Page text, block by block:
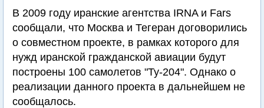
В 2009 году иранские агентства IRNA и Fars
сообщали, что Москва и Тегеран договорились
о совместном проекте, в рамках которого для
нужд иранской гражданской авиации будут
построены 100 самолетов "Ту-204". Однако о
реализации данного проекта в дальнейшем не
сообщалось.